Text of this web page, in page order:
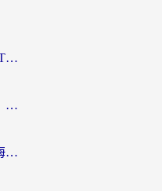
海外党亲测：在海外如何看CCTV？告别“仅限大陆播放”的实用指南
央视影音在海外可以看吗知乎？留学生亲测：3步解决地域限制+追剧自由
在国外怎么看咪咕视频软件？海外党亲测有效的回国加速方案